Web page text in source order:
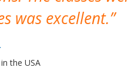
was excellent.
the USA